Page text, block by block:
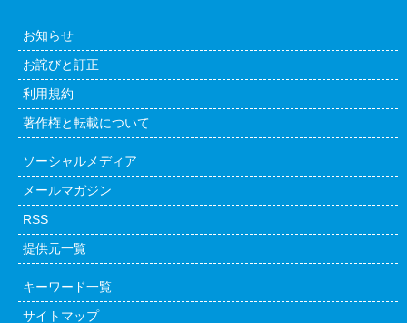
お知らせ
お詫びと訂正
利用規約
著作権と転載について
ソーシャルメディア
メールマガジン
RSS
提供元一覧
キーワード一覧
サイトマップ